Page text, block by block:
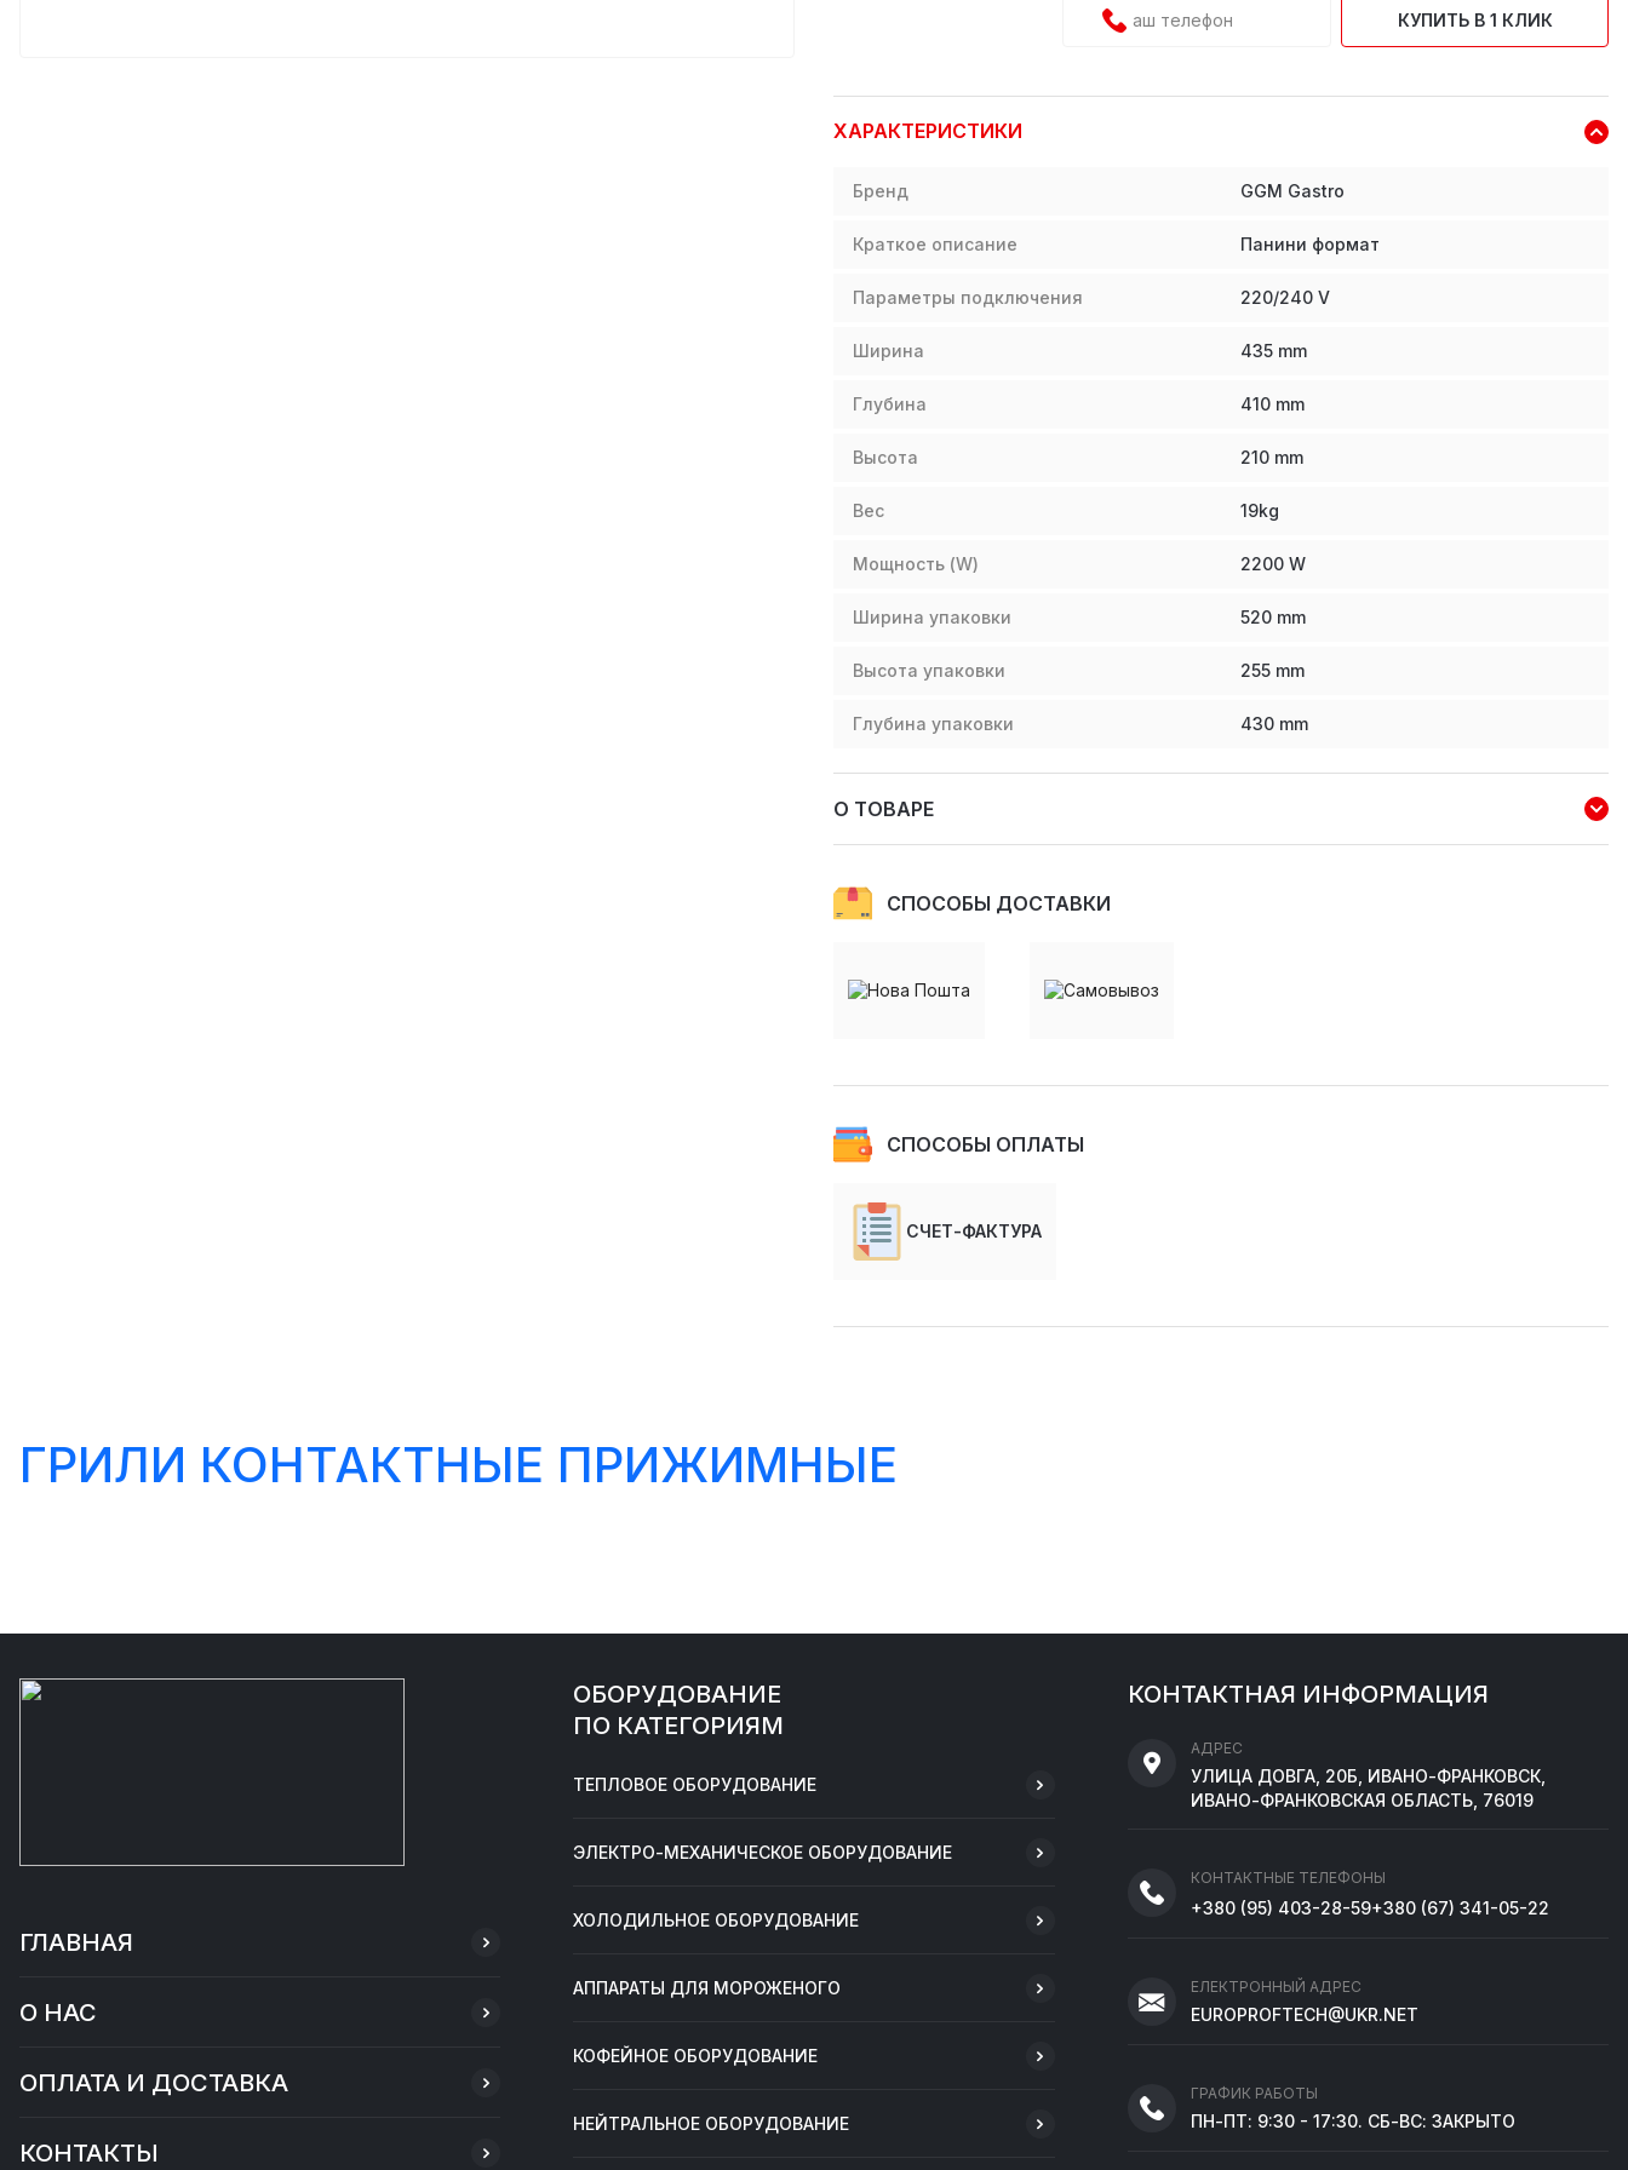
КУПИТЬ В 1 КЛИК
ХАРАКТЕРИСТИКИ
Бренд GGM Gastro
Краткое описание Панини формат
Параметры подключения 220/240 V
Ширина 435 mm
Глубина 410 mm
Высота 210 mm
Вес 19kg
Мощность (W) 2200 W
Ширина упаковки 520 mm
Высота упаковки 255 mm
Глубина упаковки 430 mm
О ТОВАРЕ
СПОСОБЫ ДОСТАВКИ
СПОСОБЫ ОПЛАТЫ
СЧЕТ-ФАКТУРА
ГРИЛИ КОНТАКТНЫЕ ПРИЖИМНЫЕ
ГЛАВНАЯ
О НАС
ОПЛАТА И ДОСТАВКА
КОНТАКТЫ
ОБОРУДОВАНИЕ
ПО КАТЕГОРИЯМ
ТЕПЛОВОЕ ОБОРУДОВАНИЕ
ЭЛЕКТРО-МЕХАНИЧЕСКОЕ ОБОРУДОВАНИЕ
ХОЛОДИЛЬНОЕ ОБОРУДОВАНИЕ
АППАРАТЫ ДЛЯ МОРОЖЕНОГО
КОФЕЙНОЕ ОБОРУДОВАНИЕ
НЕЙТРАЛЬНОЕ ОБОРУДОВАНИЕ
КОНТАКТНАЯ ИНФОРМАЦИЯ
АДРЕС
УЛИЦА ДОВГА, 20Б, ИВАНО-ФРАНКОВСК,
ИВАНО-ФРАНКОВСКАЯ ОБЛАСТЬ, 76019
КОНТАКТНЫЕ ТЕЛЕФОНЫ
+380 (95) 403-28-59+380 (67) 341-05-22
ЕЛЕКТРОННЫЙ АДРЕС
EUROPROFTECH@UKR.NET
ГРАФИК РАБОТЫ
ПН-ПТ: 9:30 - 17:30. СБ-ВС: ЗАКРЫТО